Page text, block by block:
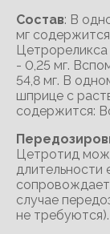
Состав: В
мг
Цетрореликса
- 0,25 мг.
54,8 мг. В
шприце с
содержится:
Цетротид
длительности
случае
не требуются).